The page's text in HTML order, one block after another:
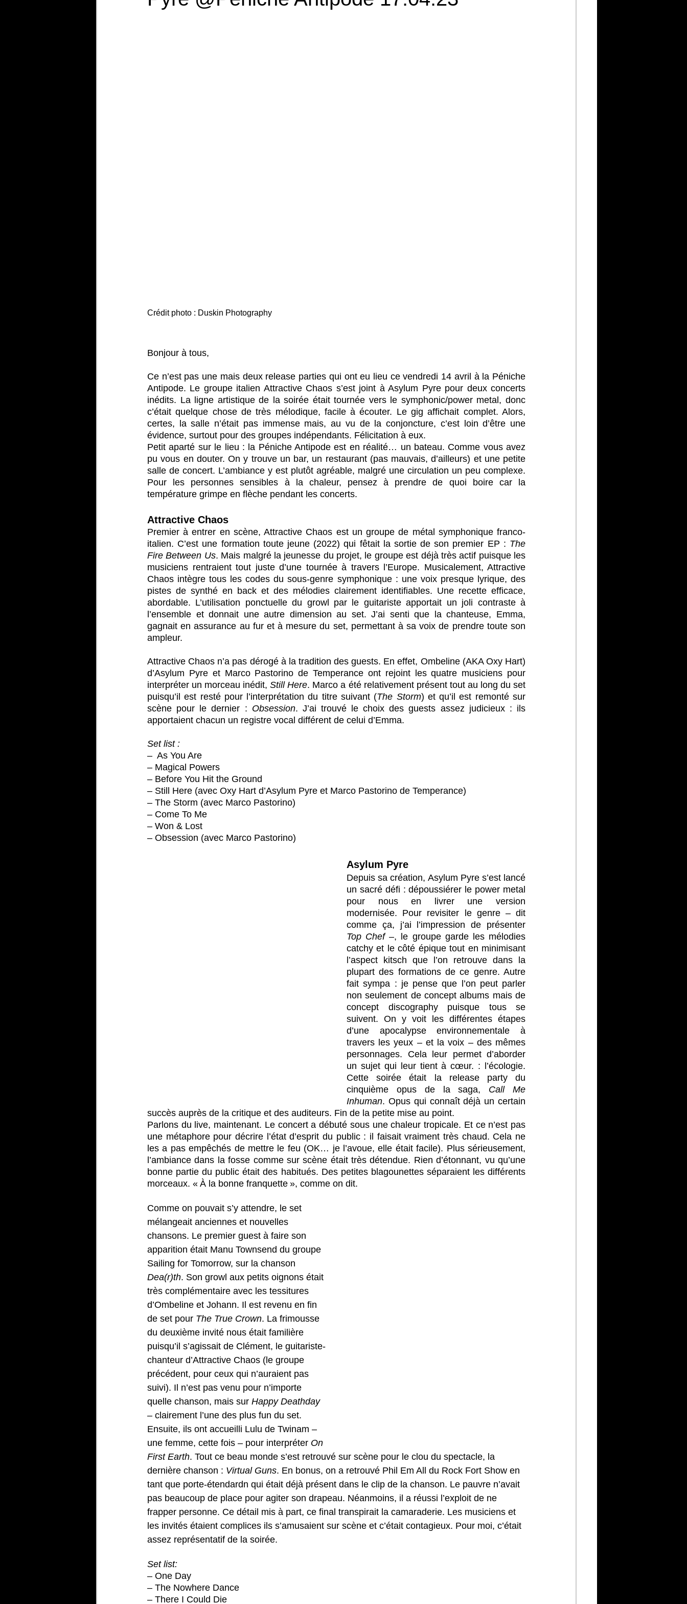
Crédit photo : Duskin Photography
Bonjour à tous,
Ce n’est pas une mais deux release parties qui ont eu lieu ce vendredi 14 avril à la Péniche
Antipode. Le groupe italien Attractive Chaos s’est joint à Asylum Pyre pour deux concerts
inédits. La ligne artistique de la soirée était tournée vers le symphonic/power metal, donc
c’était quelque chose de très mélodique, facile à écouter. Le gig affichait complet. Alors,
certes, la salle n’était pas immense mais, au vu de la conjoncture, c’est loin d’être une
évidence, surtout pour des groupes indépendants. Félicitation à eux.
Petit aparté sur le lieu : la Péniche Antipode est en réalité… un bateau. Comme vous avez
pu vous en douter. On y trouve un bar, un restaurant (pas mauvais, d’ailleurs) et une petite
salle de concert. L’ambiance y est plutôt agréable, malgré une circulation un peu complexe.
Pour les personnes sensibles à la chaleur, pensez à prendre de quoi boire car la
température grimpe en flèche pendant les concerts.
Attractive Chaos
Premier à entrer en scène, Attractive Chaos est un groupe de métal symphonique franco-
italien. C’est une formation toute jeune (2022) qui fêtait la sortie de son premier EP : The
Fire Between Us. Mais malgré la jeunesse du projet, le groupe est déjà très actif puisque les
musiciens rentraient tout juste d’une tournée à travers l’Europe. Musicalement, Attractive
Chaos intègre tous les codes du sous-genre symphonique : une voix presque lyrique, des
pistes de synthé en back et des mélodies clairement identifiables. Une recette efficace,
abordable. L’utilisation ponctuelle du growl par le guitariste apportait un joli contraste à
l’ensemble et donnait une autre dimension au set. J’ai senti que la chanteuse, Emma,
gagnait en assurance au fur et à mesure du set, permettant à sa voix de prendre toute son
ampleur.
Attractive Chaos n’a pas dérogé à la tradition des guests. En effet, Ombeline (AKA Oxy Hart)
d’Asylum Pyre et Marco Pastorino de Temperance ont rejoint les quatre musiciens pour
interpréter un morceau inédit, Still Here. Marco a été relativement présent tout au long du set
puisqu’il est resté pour l’interprétation du titre suivant (The Storm) et qu’il est remonté sur
scène pour le dernier : Obsession. J’ai trouvé le choix des guests assez judicieux : ils
apportaient chacun un registre vocal différent de celui d’Emma.
Set list :
–  As You Are
– Magical Powers
– Before You Hit the Ground
– Still Here (avec Oxy Hart d’Asylum Pyre et Marco Pastorino de Temperance)
– The Storm (avec Marco Pastorino)
– Come To Me
– Won & Lost
– Obsession (avec Marco Pastorino)
Asylum Pyre
Depuis sa création, Asylum Pyre s’est lancé
un sacré défi : dépoussiérer le power metal
pour nous en livrer une version
modernisée. Pour revisiter le genre – dit
Top Chef –, le groupe garde les mélodies
catchy et le côté épique tout en minimisant
l’aspect kitsch que l’on retrouve dans la
plupart des formations de ce genre. Autre
fait sympa : je pense que l’on peut parler
non seulement de concept albums mais de
concept discography puisque tous se
suivent. On y voit les différentes étapes
d’une apocalypse environnementale à
travers les yeux – et la voix – des mêmes
personnages. Cela leur permet d’aborder
un sujet qui leur tient à cœur. : l’écologie.
Cette soirée était la release party du
cinquième opus de la saga, Call Me
Inhuman. Opus qui connaît déjà un certain
succès auprès de la critique et des auditeurs. Fin de la petite mise au point.
Parlons du live, maintenant. Le concert a débuté sous une chaleur tropicale. Et ce n’est pas
une métaphore pour décrire l’état d’esprit du public : il faisait vraiment très chaud. Cela ne
les a pas empêchés de mettre le feu (OK… je l’avoue, elle était facile). Plus sérieusement,
l’ambiance dans la fosse comme sur scène était très détendue. Rien d’étonnant, vu qu’une
bonne partie du public était des habitués. Des petites blagounettes séparaient les différents
morceaux. « À la bonne franquette », comme on dit.
Comme on pouvait s’y attendre, le set
mélangeait anciennes et nouvelles
chansons. Le premier guest à faire son
apparition était Manu Townsend du groupe
Sailing for Tomorrow, sur la chanson
Dea(r)th. Son growl aux petits oignons était
très complémentaire avec les tessitures
d’Ombeline et Johann. Il est revenu en fin
de set pour The True Crown. La frimousse
du deuxième invité nous était familière
puisqu’il s’agissait de Clément, le guitariste-
chanteur d’Attractive Chaos (le groupe
précédent, pour ceux qui n’auraient pas
suivi). Il n’est pas venu pour n’importe
quelle chanson, mais sur Happy Deathday
– clairement l’une des plus fun du set.
Ensuite, ils ont accueilli Lulu de Twinam –
une femme, cette fois – pour interpréter On
First Earth. Tout ce beau monde s’est retrouvé sur scène pour le clou du spectacle, la
dernière chanson : Virtual Guns. En bonus, on a retrouvé Phil Em All du Rock Fort Show en
tant que porte-étendardn qui était déjà présent dans le clip de la chanson. Le pauvre n’avait
pas beaucoup de place pour agiter son drapeau. Néanmoins, il a réussi l’exploit de ne
frapper personne. Ce détail mis à part, ce final transpirait la camaraderie. Les musiciens et
les invités étaient complices ils s’amusaient sur scène et c’était contagieux. Pour moi, c’était
assez représentatif de la soirée.
Set list:
– One Day
– The Nowhere Dance
– There I Could Die